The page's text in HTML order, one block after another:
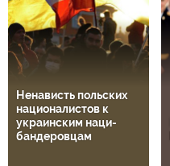
Ненависть польских
националистов к
украинским наци-
бандеровцам